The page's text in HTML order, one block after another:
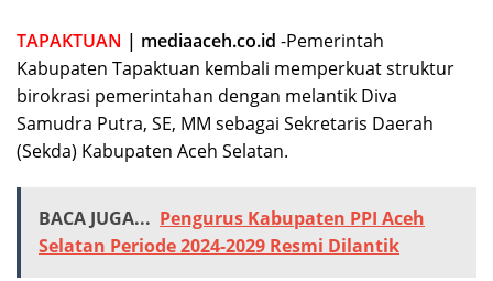
TAPAKTUAN | mediaaceh.co.id -Pemerintah
Kabupaten Tapaktuan kembali memperkuat struktur
birokrasi pemerintahan dengan melantik Diva
Samudra Putra, SE, MM sebagai Sekretaris Daerah
(Sekda) Kabupaten Aceh Selatan.
BACA JUGA... Pengurus Kabupaten PPI Aceh
Selatan Periode 2024-2029 Resmi Dilantik